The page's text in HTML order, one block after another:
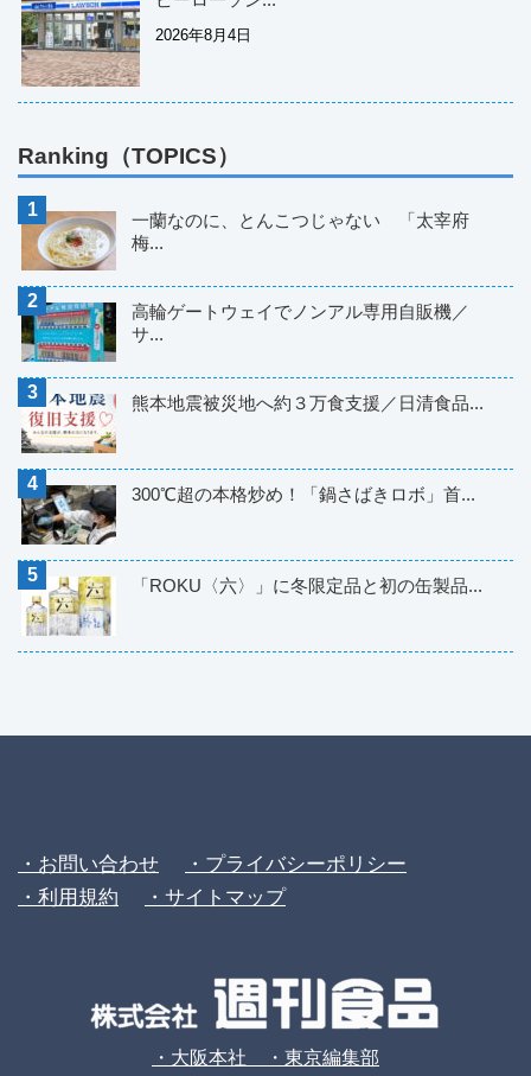
2026年8月4日
Ranking（TOPICS）
一蘭なのに、とんこつじゃない 「太宰府
梅...
高輪ゲートウェイでノンアル専用自販機／
サ...
熊本地震被災地へ約３万食支援／日清食品...
300℃超の本格炒め！「鍋さばきロボ」首...
「ROKU〈六〉」に冬限定品と初の缶製品...
・お問い合わせ
・プライバシーポリシー
・利用規約
・サイトマップ
・大阪本社 ・東京編集部